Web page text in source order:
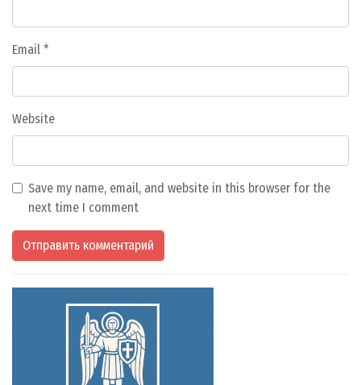
Email *
Website
Save my name, email, and website in this browser for the
next time I comment